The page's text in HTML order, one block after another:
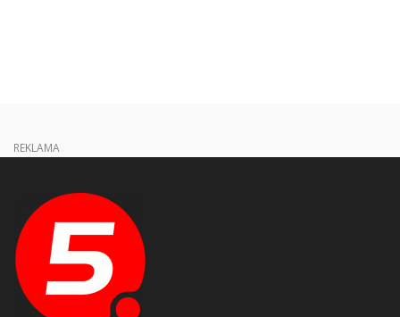
REKLAMA